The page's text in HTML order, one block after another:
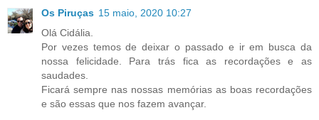
Os Piruças 15 maio, 2020 10:27
Olá Cidália.
Por vezes temos de deixar o passado e ir em busca da
nossa felicidade. Para trás fica as recordações e as
saudades.
Ficará sempre nas nossas memórias as boas recordações
e são essas que nos fazem avançar.